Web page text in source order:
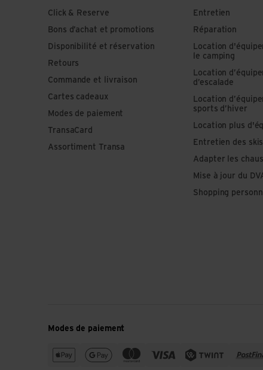
Click & Reserve
Bons d’achat et promotions
Disponibilité et réservation
Retours
Commande et livraison
Cartes cadeaux
Modes de paiement
TransaCard
Assortiment Transa
Entretien
Réparation
Location
le camping
Location
d’escalade
Location
sports d’hiver
Location plus
Entretien des skis
Adapter les
Mise à jour du
Shopping
Modes de paiement